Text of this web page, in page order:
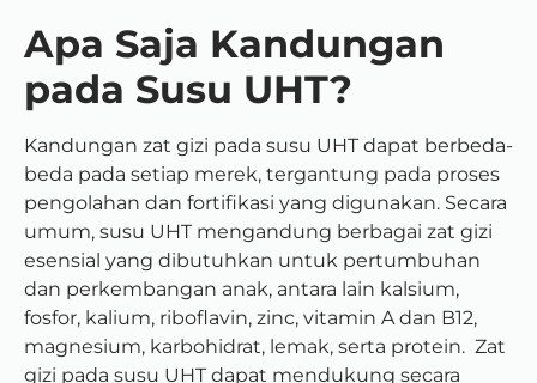
Apa Saja Kandungan
pada Susu UHT?
Kandungan zat gizi pada susu UHT dapat berbeda-
beda pada setiap merek, tergantung pada proses
pengolahan dan fortifikasi yang digunakan. Secara
umum, susu UHT mengandung berbagai zat gizi
esensial yang dibutuhkan untuk pertumbuhan
dan perkembangan anak, antara lain kalsium,
fosfor, kalium, riboflavin, zinc, vitamin A dan B12,
magnesium, karbohidrat, lemak, serta protein. Zat
gizi pada susu UHT dapat mendukung secara